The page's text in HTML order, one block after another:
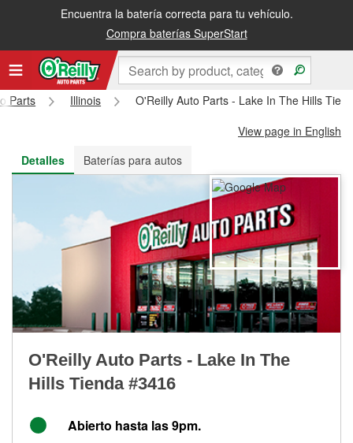
Encuentra la batería correcta para tu vehículo.
Compra baterías SuperStart
Recibe tu orden gratis al día siguiente o recógela en la tienda
Parts Illinois
O'Reilly Auto Parts - Lake In The Hills
View page in English
Detalles
Baterías para autos
O'Reilly Auto Parts - Lake In The
Hills Tienda #3416
Abierto hasta las 9pm.